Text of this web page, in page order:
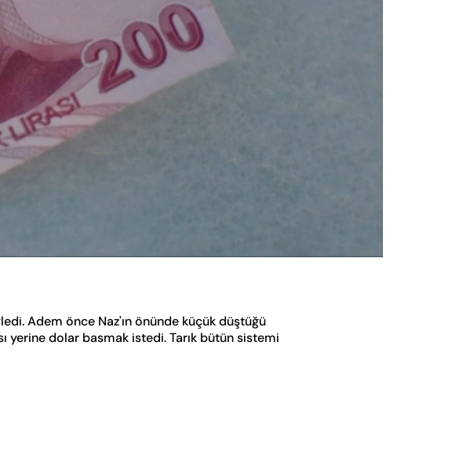
Hızı
Adem önce Naz'ın önünde küçük düştüğü
yerine dolar basmak istedi. Tarık bütün sistemi